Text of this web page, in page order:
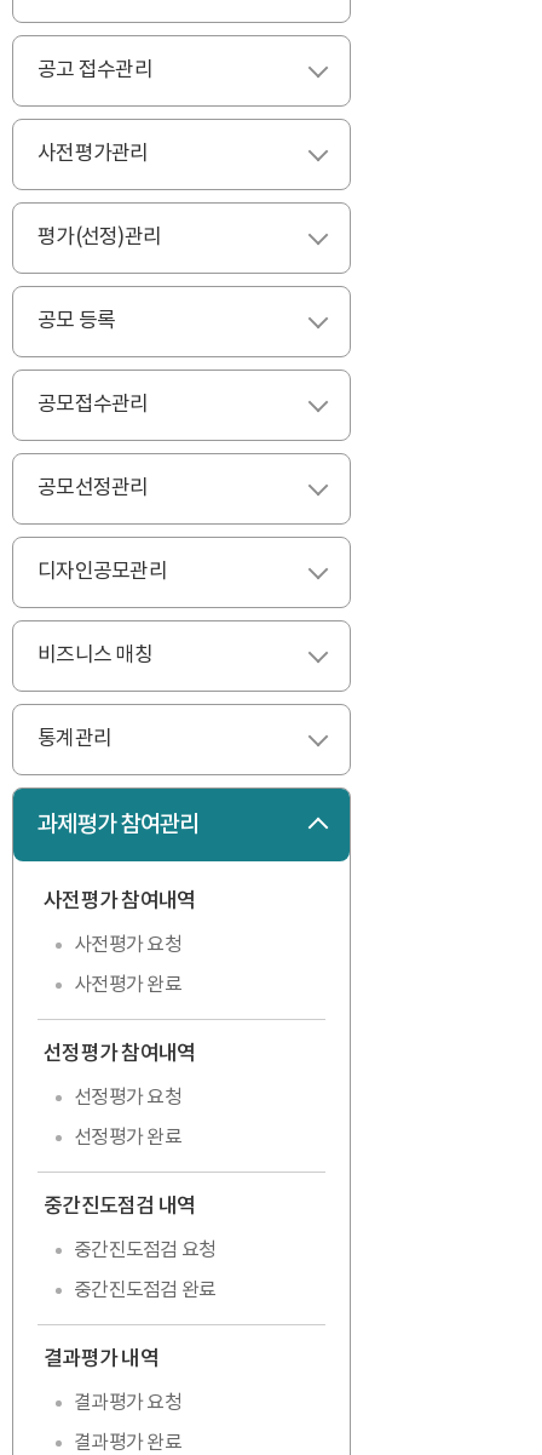
공고 접수관리
사전평가관리
평가(선정)관리
공모 등록
공모접수관리
공모선정관리
디자인공모관리
비즈니스 매칭
통계관리
과제평가 참여관리
사전평가 참여내역
사전평가 요청
사전평가 완료
선정평가 참여내역
선정평가 요청
선정평가 완료
중간진도점검 내역
중간진도점검 요청
중간진도점검 완료
결과평가 내역
결과평가 요청
결과평가 완료